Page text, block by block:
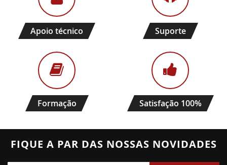
Apoio técnico Suporte
Formação Satisfação 100%
FIQUE A PAR DAS NOSSAS NOVIDADES